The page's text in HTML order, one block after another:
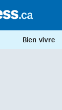
Bien vivre